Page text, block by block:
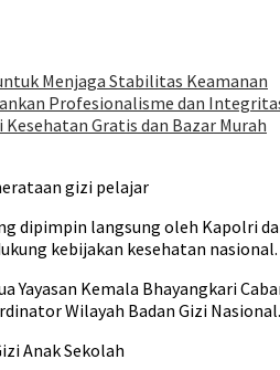
Menjaga Stabilitas Keamanan
Profesionalisme dan
Gratis dan Bazar Murah
gizi pelajar
langsung oleh Kapolri
kebijakan kesehatan nasional.
Kemala Bhayangkari
Wilayah Badan Gizi Nasional.
Anak Sekolah